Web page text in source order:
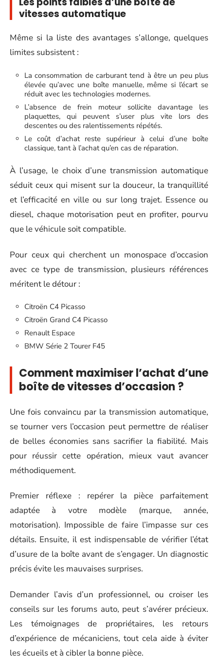
vitesses automatique
Même si la liste des avantages s’allonge, quelques
limites subsistent :
La consommation de carburant tend à être un peu plus
élevée qu’avec une boîte manuelle, même si l’écart se
réduit avec les technologies modernes.
L’absence de frein moteur sollicite davantage les
plaquettes, qui peuvent s’user plus vite lors des
descentes ou des ralentissements répétés.
Le coût d’achat reste supérieur à celui d’une boîte
classique, tant à l’achat qu’en cas de réparation.
À l’usage, le choix d’une transmission automatique
séduit ceux qui misent sur la douceur, la tranquillité
et l’efficacité en ville ou sur long trajet. Essence ou
diesel, chaque motorisation peut en profiter, pourvu
que le véhicule soit compatible.
Pour ceux qui cherchent un monospace d’occasion
avec ce type de transmission, plusieurs références
méritent le détour :
Citroën C4 Picasso
Citroën Grand C4 Picasso
Renault Espace
BMW Série 2 Tourer F45
Comment maximiser l’achat d’une
boîte de vitesses d’occasion ?
Une fois convaincu par la transmission automatique,
se tourner vers l’occasion peut permettre de réaliser
de belles économies sans sacrifier la fiabilité. Mais
pour réussir cette opération, mieux vaut avancer
méthodiquement.
Premier réflexe : repérer la pièce parfaitement
adaptée à votre modèle (marque, année,
motorisation). Impossible de faire l’impasse sur ces
détails. Ensuite, il est indispensable de vérifier l’état
d’usure de la boîte avant de s’engager. Un diagnostic
précis évite les mauvaises surprises.
Demander l’avis d’un professionnel, ou croiser les
conseils sur les forums auto, peut s’avérer précieux.
Les témoignages de propriétaires, les retours
d’expérience de mécaniciens, tout cela aide à éviter
les écueils et à cibler la bonne pièce.